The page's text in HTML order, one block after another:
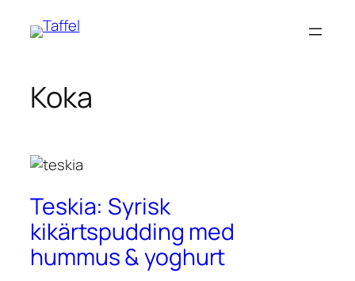
Hoppa
Koka
Teskia: Syrisk
kikärtspudding med
hummus & yoghurt